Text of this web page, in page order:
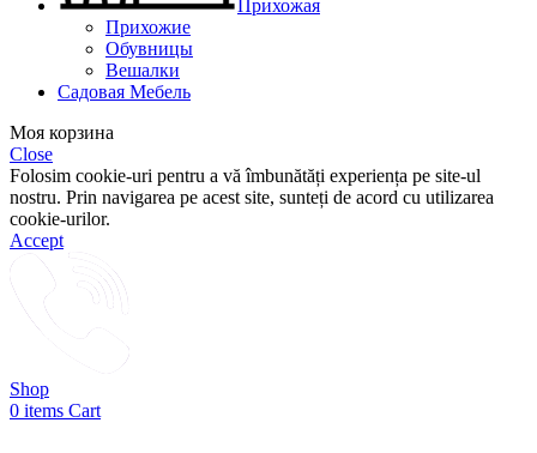
Прихожая
Прихожие
Обувницы
Вешалки
Садовая Мебель
Моя корзина
Close
Folosim cookie-uri pentru a vă îmbunătăți experiența pe site-ul
nostru. Prin navigarea pe acest site, sunteți de acord cu utilizarea
cookie-urilor.
Accept
Shop
0 items Cart